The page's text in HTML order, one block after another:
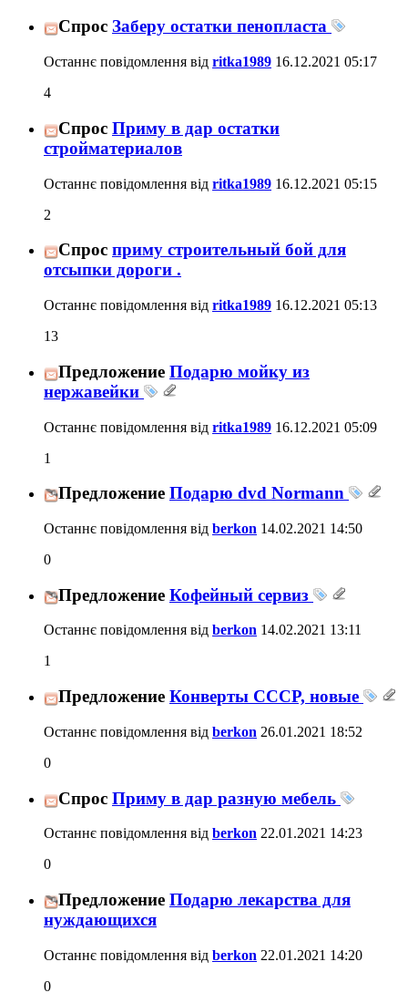
Спрос Заберу остатки пенопласта
Останнє повідомлення від ritka1989 16.12.2021 05:17
4
Спрос Приму в дар остатки
стройматериалов
Останнє повідомлення від ritka1989 16.12.2021 05:15
2
Спрос приму строительный бой для
отсыпки дороги .
Останнє повідомлення від ritka1989 16.12.2021 05:13
13
Предложение Подарю мойку из
нержавейки
Останнє повідомлення від ritka1989 16.12.2021 05:09
1
Предложение Подарю dvd Normann
Останнє повідомлення від berkon 14.02.2021 14:50
0
Предложение Кофейный сервиз
Останнє повідомлення від berkon 14.02.2021 13:11
1
Предложение Конверты СССР, новые
Останнє повідомлення від berkon 26.01.2021 18:52
0
Спрос Приму в дар разную мебель
Останнє повідомлення від berkon 22.01.2021 14:23
0
Предложение Подарю лекарства для
нуждающихся
Останнє повідомлення від berkon 22.01.2021 14:20
0